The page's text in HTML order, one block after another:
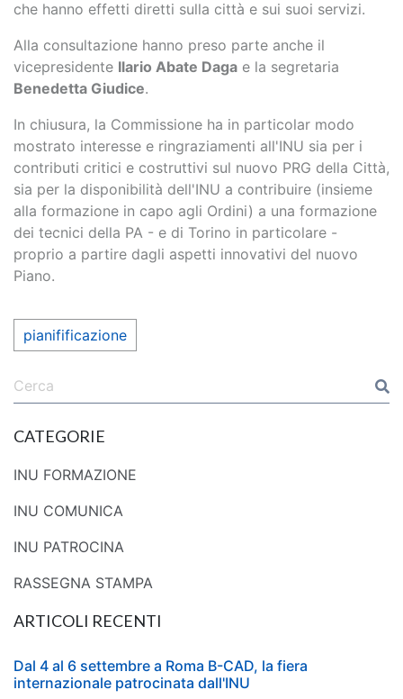
che hanno effetti diretti sulla città e sui suoi servizi.
Alla consultazione hanno preso parte anche il
vicepresidente Ilario Abate Daga e la segretaria
Benedetta Giudice.
In chiusura, la Commissione ha in particolar modo
mostrato interesse e ringraziamenti all'INU sia per i
contributi critici e costruttivi sul nuovo PRG della Città,
sia per la disponibilità dell'INU a contribuire (insieme
alla formazione in capo agli Ordini) a una formazione
dei tecnici della PA - e di Torino in particolare -
proprio a partire dagli aspetti innovativi del nuovo
Piano.
pianifificazione
CATEGORIE
INU FORMAZIONE
INU COMUNICA
INU PATROCINA
RASSEGNA STAMPA
ARTICOLI RECENTI
Dal 4 al 6 settembre a Roma B-CAD, la fiera
internazionale patrocinata dall'INU